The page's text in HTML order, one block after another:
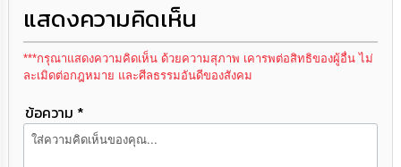
แสดงความคิดเห็น
***กรุณาแสดงความคิดเห็น ด้วยความสุภาพ เคารพต่อสิทธิของผู้อื่น ไม่
ละเมิดต่อกฎหมาย และศีลธรรมอันดีของสังคม
ข้อความ *